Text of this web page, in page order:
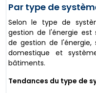
Par type de
Selon le type de
gestion de l'énergie est
de gestion de
domestique et
bâtiments.
Tendances du type de